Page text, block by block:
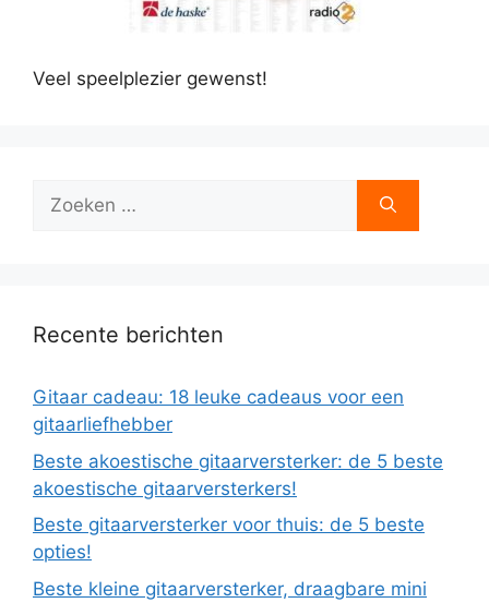
Veel speelplezier gewenst!
Zoek
Recente berichten
Gitaar cadeau: 18 leuke cadeaus voor een
gitaarliefhebber
Beste akoestische gitaarversterker: de 5 beste
akoestische gitaarversterkers!
Beste gitaarversterker voor thuis: de 5 beste
opties!
Beste kleine gitaarversterker, draagbare mini